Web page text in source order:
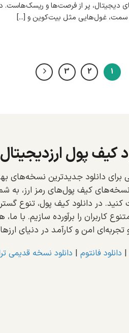
دیجیتال، پر از فرصت‌ها و ریسک‌هاست.
غول‌هایی مثل بیت‌کوین و [...]
1
2
3
کیف پول ارزدیجیتال
دانلود جدیدترین نسخه‌های
نسخه‌های کیف پول‌های رمز ارز، به
در دانلود کیف پول، تنوع
را برآورده سازیم. با ما،
امن و کارآمد در دنیای
| دانلود فانتوم | دانلود نسخه قدیمی